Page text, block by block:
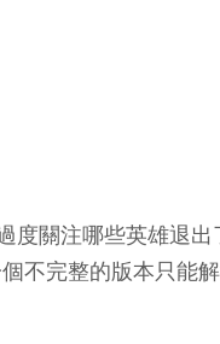
關注哪些英雄退
不完整的版本只能